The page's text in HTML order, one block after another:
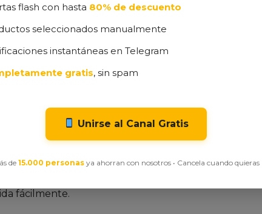
diferentes potencias?
La tapa colador elimina la necesidad de ajustar
el vapor controladamente.
microondas. Usarlo en horno convencional
para hornos).
superficie antihuellas. La tapa requiere limpieza
fácilmente.
flash con hasta 80% de descuento
seleccionados manualmente
instantáneas en Telegram
gratis, sin spam
Unirse al Canal Gratis
de15.000 personas ya ahorran con nosotros • Cancela cuando quieras